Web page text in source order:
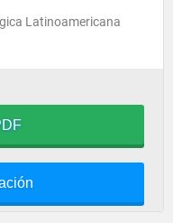
Latinoamericana